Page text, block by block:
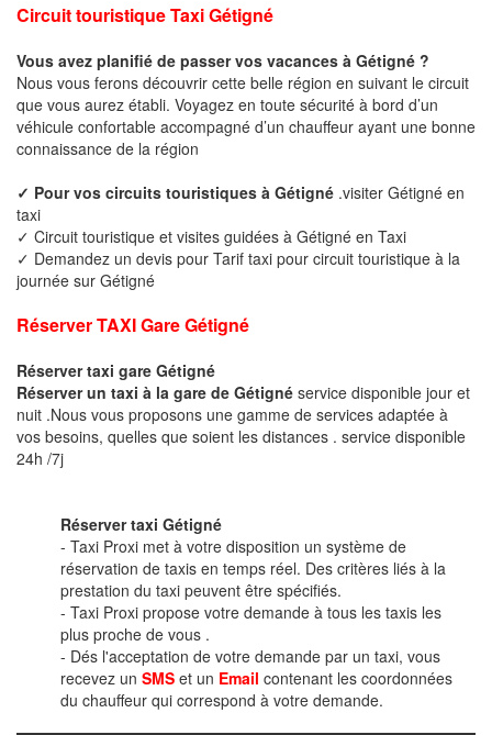
Circuit touristique Taxi Gétigné
Vous avez planifié de passer vos vacances à Gétigné ?
Nous vous ferons découvrir cette belle région en suivant le circuit
que vous aurez établi. Voyagez en toute sécurité à bord d’un
véhicule confortable accompagné d’un chauffeur ayant une bonne
connaissance de la région
✓ Pour vos circuits touristiques à Gétigné .visiter Gétigné en
taxi
✓ Circuit touristique et visites guidées à Gétigné en Taxi
✓ Demandez un devis pour Tarif taxi pour circuit touristique à la
journée sur Gétigné
Réserver TAXI Gare Gétigné
Réserver taxi gare Gétigné
Réserver un taxi à la gare de Gétigné service disponible jour et
nuit .Nous vous proposons une gamme de services adaptée à
vos besoins, quelles que soient les distances . service disponible
24h /7j
Réserver taxi Gétigné
- Taxi Proxi met à votre disposition un système de
réservation de taxis en temps réel. Des critères liés à la
prestation du taxi peuvent être spécifiés.
- Taxi Proxi propose votre demande à tous les taxis les
plus proche de vous .
- Dés l'acceptation de votre demande par un taxi, vous
recevez un SMS et un Email contenant les coordonnées
du chauffeur qui correspond à votre demande.